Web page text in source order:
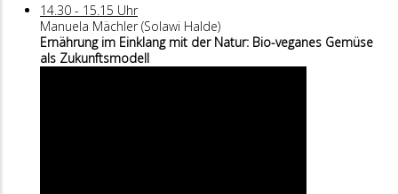
14.30 - 15.15 Uhr
Manuela Mächler (Solawi Halde)
Ernährung im Einklang mit der Natur: Bio-veganes Gemüse
als Zukunftsmodell